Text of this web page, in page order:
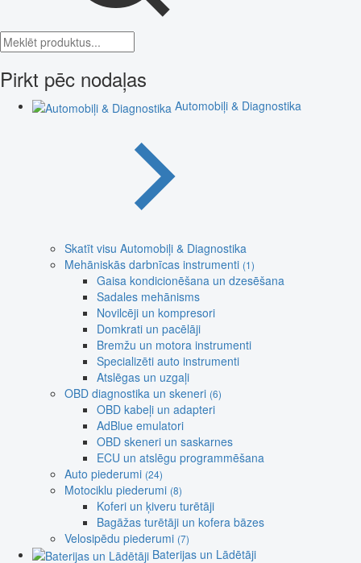
Pirkt pēc nodaļas
Automobiļi & Diagnostika
Skatīt visu Automobiļi & Diagnostika
Mehāniskās darbnīcas instrumenti (1)
Gaisa kondicionēšana un dzesēšana
Sadales mehānisms
Novilcēji un kompresori
Domkrati un pacēlāji
Bremžu un motora instrumenti
Specializēti auto instrumenti
Atslēgas un uzgaļi
OBD diagnostika un skeneri (6)
OBD kabeļi un adapteri
AdBlue emulatori
OBD skeneri un saskarnes
ECU un atslēgu programmēšana
Auto piederumi (24)
Motociklu piederumi (8)
Koferi un ķiveru turētāji
Bagāžas turētāji un kofera bāzes
Velosipēdu piederumi (7)
Baterijas un Lādētāji